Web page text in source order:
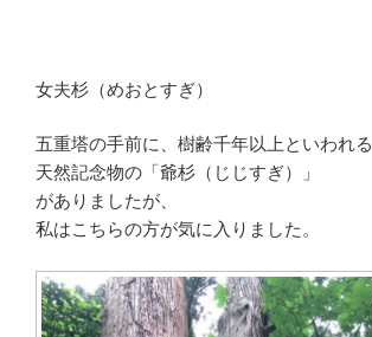
女夫杉（めおとすぎ）
五重塔の手前に、樹齢千年以上といわれる
天然記念物の「爺杉（じじすぎ）」
がありましたが、
私はこちらの方が気に入りました。